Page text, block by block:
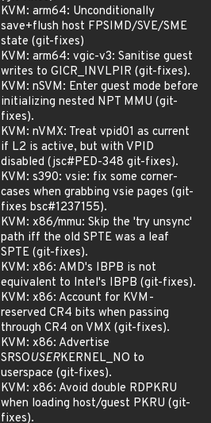
KVM: arm64: Unconditionally
save+flush host FPSIMD/SVE/SME
state (git-fixes)
KVM: arm64: vgic-v3: Sanitise guest
writes to GICR_INVLPIR (git-fixes).
KVM: nSVM: Enter guest mode before
initializing nested NPT MMU (git-
fixes).
KVM: nVMX: Treat vpid01 as current
if L2 is active, but with VPID
disabled (jsc#PED-348 git-fixes).
KVM: s390: vsie: fix some corner-
cases when grabbing vsie pages (git-
fixes bsc#1237155).
KVM: x86/mmu: Skip the 'try unsync'
path iff the old SPTE was a leaf
SPTE (git-fixes).
KVM: x86: AMD's IBPB is not
equivalent to Intel's IBPB (git-fixes).
KVM: x86: Account for KVM-
reserved CR4 bits when passing
through CR4 on VMX (git-fixes).
KVM: x86: Advertise
SRSOUSERKERNEL_NO to
userspace (git-fixes).
KVM: x86: Avoid double RDPKRU
when loading host/guest PKRU (git-
fixes).